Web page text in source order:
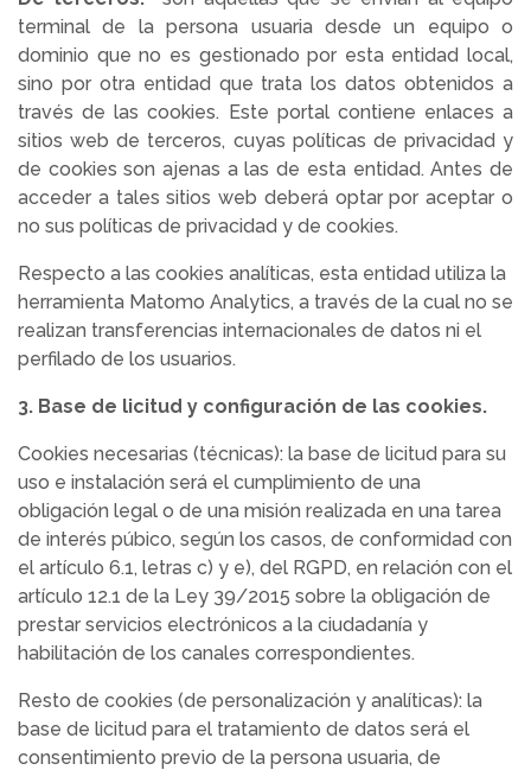
terminal de la persona usuaria desde un equipo o
dominio que no es gestionado por esta entidad local,
sino por otra entidad que trata los datos obtenidos a
través de las cookies. Este portal contiene enlaces a
sitios web de terceros, cuyas políticas de privacidad y
de cookies son ajenas a las de esta entidad. Antes de
acceder a tales sitios web deberá optar por aceptar o
no sus políticas de privacidad y de cookies.
Respecto a las cookies analíticas, esta entidad utiliza la
herramienta Matomo Analytics, a través de la cual no se
realizan transferencias internacionales de datos ni el
perfilado de los usuarios.
3. Base de licitud y configuración de las cookies.
Cookies necesarias (técnicas): la base de licitud para su
uso e instalación será el cumplimiento de una
obligación legal o de una misión realizada en una tarea
de interés púbico, según los casos, de conformidad con
el artículo 6.1, letras c) y e), del RGPD, en relación con el
artículo 12.1 de la Ley 39/2015 sobre la obligación de
prestar servicios electrónicos a la ciudadanía y
habilitación de los canales correspondientes.
Resto de cookies (de personalización y analíticas): la
base de licitud para el tratamiento de datos será el
consentimiento previo de la persona usuaria, de